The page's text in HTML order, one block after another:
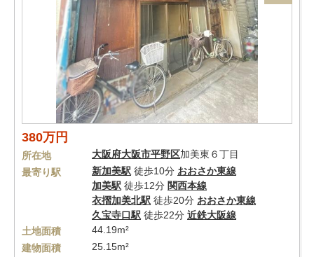
380万円
所在地 大阪府大阪市平野区加美東６丁目
最寄り駅
新加美駅 徒歩10分 おおさか東線
加美駅 徒歩12分 関西本線
衣摺加美北駅 徒歩20分 おおさか東線
久宝寺口駅 徒歩22分 近鉄大阪線
土地面積
44.19m²
建物面積
25.15m²